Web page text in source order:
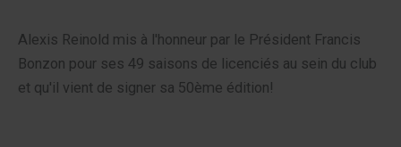
Alexis Reinold mis à l'honneur par le Président Francis
Bonzon pour ses 49 saisons de licenciés au sein du club
et qu'il vient de signer sa 50ème édition!